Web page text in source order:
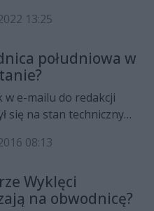
południową. Ma ona
13:25
południowa w
w e-mailu do redakcji
się na stan techniczny
przy niej. Wykonawca
08:13
Wyklęci
na obwodnicę?